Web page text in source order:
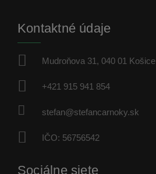
Kontaktné údaje
Mudroňova 31, 040 01 Košice
+421 915 941 854
stefan@stefancarnoky.sk
IČO: 56756542
Sociálne siete